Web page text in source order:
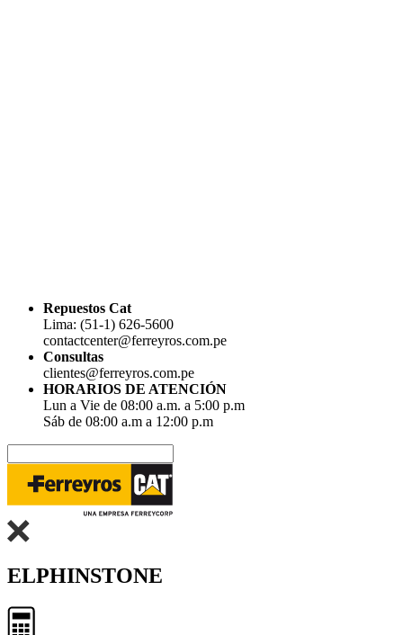
Repuestos Cat
Lima: (51-1) 626-5600
contactcenter@ferreyros.com.pe
Consultas
clientes@ferreyros.com.pe
HORARIOS DE ATENCIÓN
Lun a Vie de 08:00 a.m. a 5:00 p.m
Sáb de 08:00 a.m a 12:00 p.m
ELPHINSTONE